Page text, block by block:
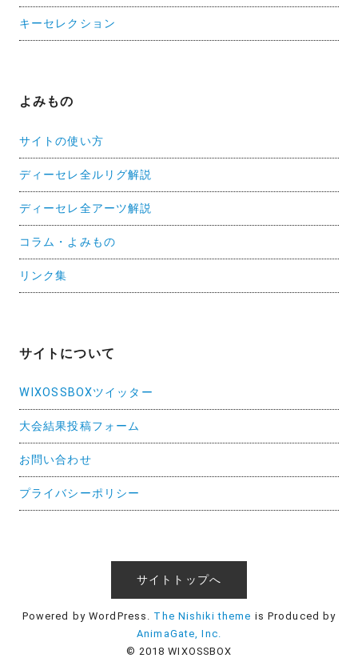
キーセレクション
よみもの
サイトの使い方
ディーセレ全ルリグ解説
ディーセレ全アーツ解説
コラム・よみもの
リンク集
サイトについて
WIXOSSBOXツイッター
大会結果投稿フォーム
お問い合わせ
プライバシーポリシー
サイトトップへ
Powered by WordPress. The Nishiki theme is Produced by
AnimaGate, Inc.
© 2018 WIXOSSBOX